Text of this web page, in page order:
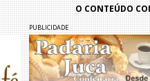
O CONTEÚDO
PUBLICIDADE